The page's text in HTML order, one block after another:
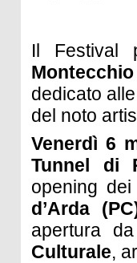
Il
dedicato
del noto
Venerdì 6
Tunnel di
opening
d’Arda
apertura
Culturale,